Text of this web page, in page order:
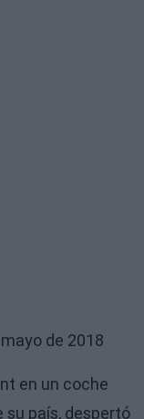
de 2018
en un coche
su país, despertó